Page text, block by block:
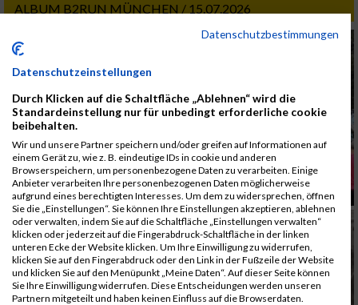
ALBUM B2RUN MÜNCHEN / 15.07.2026
Datenschutzbestimmungen
Datenschutzeinstellungen
Durch Klicken auf die Schaltfläche „Ablehnen“ wird die
Standardeinstellung nur für unbedingt erforderliche cookie
beibehalten.
Wir und unsere Partner speichern und/oder greifen auf Informationen auf
einem Gerät zu, wie z. B. eindeutige IDs in cookie und anderen
Browserspeichern, um personenbezogene Daten zu verarbeiten. Einige
Anbieter verarbeiten Ihre personenbezogenen Daten möglicherweise
aufgrund eines berechtigten Interesses. Um dem zu widersprechen, öffnen
Sie die „Einstellungen“. Sie können Ihre Einstellungen akzeptieren, ablehnen
oder verwalten, indem Sie auf die Schaltfläche „Einstellungen verwalten“
klicken oder jederzeit auf die Fingerabdruck-Schaltfläche in der linken
unteren Ecke der Website klicken. Um Ihre Einwilligung zu widerrufen,
klicken Sie auf den Fingerabdruck oder den Link in der Fußzeile der Website
und klicken Sie auf den Menüpunkt „Meine Daten“. Auf dieser Seite können
Sie Ihre Einwilligung widerrufen. Diese Entscheidungen werden unseren
Partnern mitgeteilt und haben keinen Einfluss auf die Browserdaten.